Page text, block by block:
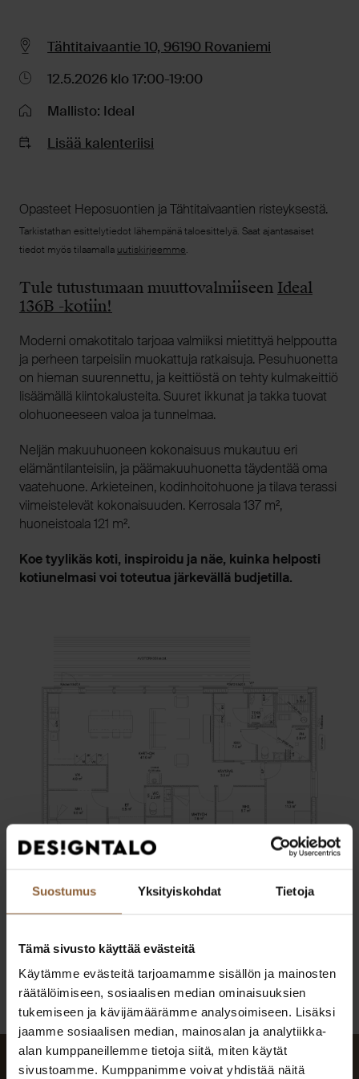
Suostumus Yksityiskohdat Tietoja
Tämä sivusto käyttää evästeitä
Käytämme evästeitä tarjoamamme sisällön ja mainosten
räätälöimiseen, sosiaalisen median ominaisuuksien
tukemiseen ja kävijämäärämme analysoimiseen. Lisäksi
jaamme sosiaalisen median, mainosalan ja analytiikka-
alan kumppaneillemme tietoja siitä, miten käytät
sivustoamme. Kumppanimme voivat yhdistää näitä
Tähtitaivaantie 10, 96190 Rovaniemi
12.5.2026 klo 17:00-19:00
Mallisto: Ideal
Lisää kalenteriisi
Opasteet Heposuontien ja Tähtitaivaantien risteyksestä.
Tarkistathan esittelytiedot lähempänä taloesittelyä. Saat ajantasaiset
tiedot myös tilaamalla uutiskirjeemme.
Tule tutustumaan muuttovalmiiseen Ideal
136B -kotiin!
Moderni omakotitalo tarjoaa valmiiksi mietittyä helppoutta
ja perheen tarpeisiin muokattuja ratkaisuja. Pesuhuonetta
on hieman suurennettu, ja keittiöstä on tehty kulmakeittiö
lisäämällä kiintokalusteita. Suuret ikkunat ja takka tuovat
olohuoneeseen valoa ja tunnelmaa.
Neljän makuuhuoneen kokonaisuus mukautuu eri
elämäntilanteisiin, ja päämakuuhuonetta täydentää oma
vaatehuone. Arkieteinen, kodinhoitohuone ja tilava terassi
viimeistelevät kokonaisuuden. Kerrosala 137 m²,
huoneistoala 121 m².
Koe tyylikäs koti, inspiroidu ja näe, kuinka helposti
kotiunelmasi voi toteutua järkevällä budjetilla.
Visualisointikuvana on käytettyIdeal 136 B -talomallia.